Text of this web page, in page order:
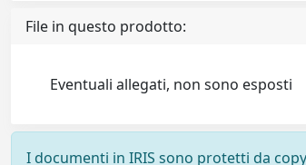
File in questo prodotto:
Eventuali allegati, non sono esposti
I documenti in IRIS sono protetti da